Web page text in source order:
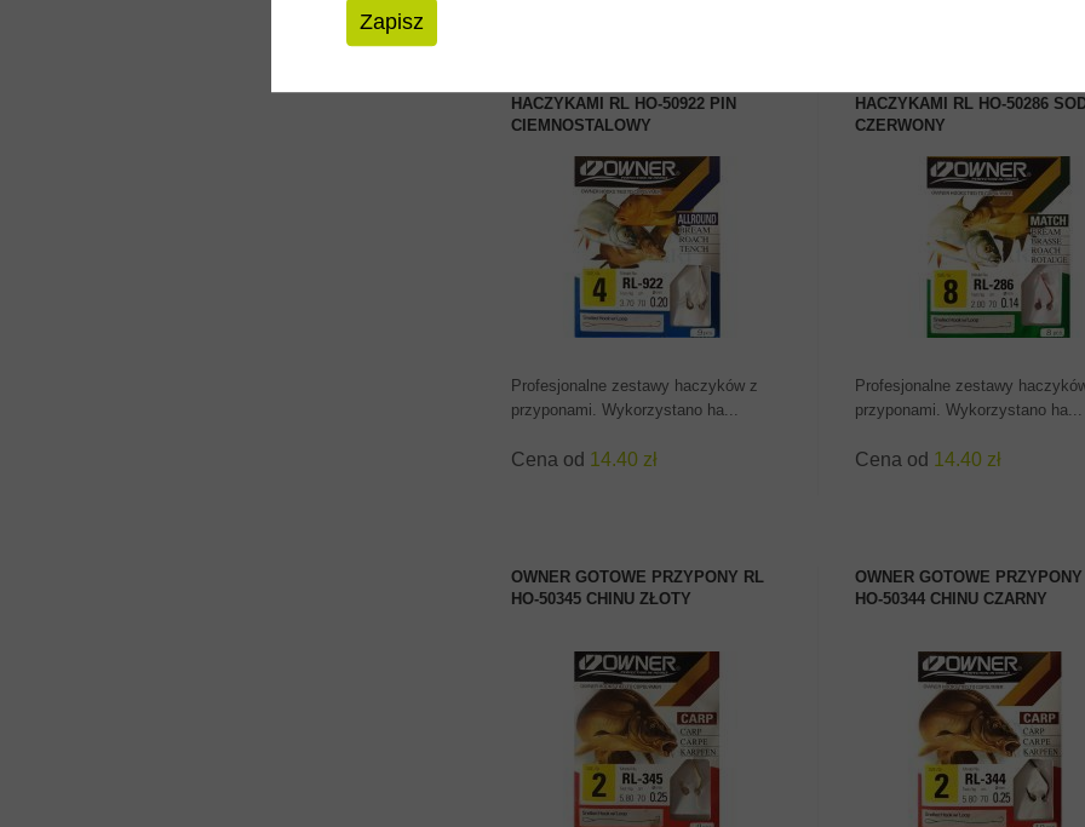
Zapisz
HACZYKAMI RL HO-50922 PIN
CIEMNOSTALOWY
ZOBACZ PRODUKT
Profesjonalne zestawy haczyków z
przyponami. Wykorzystano ha...
Cena od 14.40 zł
HACZYKAMI RL HO-50286
CZERWONY
ZOBACZ PRODUKT
Profesjonalne zestawy
przyponami. Wykorzystano ha...
Cena od 14.40 zł
OWNER GOTOWE PRZYPONY RL
HO-50345 CHINU ZŁOTY
ZOBACZ PRODUKT
OWNER GOTOWE
HO-50344 CHINU CZARNY
ZOBACZ PRODUKT